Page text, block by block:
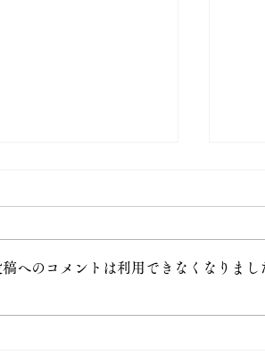
き御朱印
稿へのコメントは利用できなくなりま